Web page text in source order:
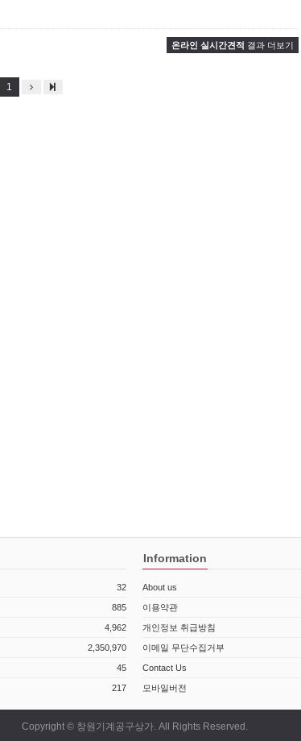
온라인 실시간견적 결과 더보기
1
32
885
4,962
2,350,970
45
217
Information
About us
이용약관
개인정보 취급방침
이메일 무단수집거부
Contact Us
모바일버전
Copyright © 창원기계공구상가. All Rights Reserved.